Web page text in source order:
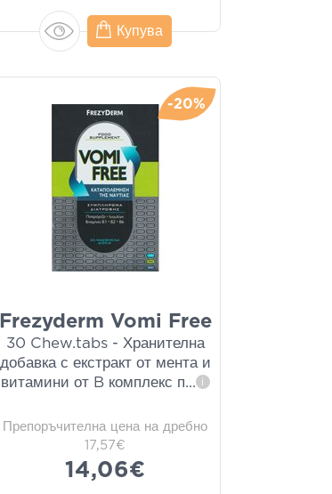
Купува
-20%
Frezyderm Vomi Free
30 Chew.tabs - Хранителна
добавка с екстракт от мента и
витамини от B комплекс п... i
Препоръчителна цена на дребно
17,57€
14,06€